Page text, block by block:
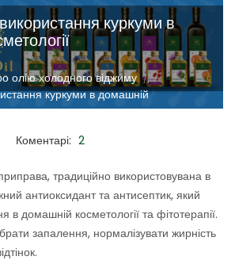
куркуми в
олію холодного віджиму //
куркуми в домашній
Коментарі: 2
традиційно використовувана в
антиоксидант та антисептик, який
в домашній косметології та фітотерапії.
запалення, нормалізувати жирність